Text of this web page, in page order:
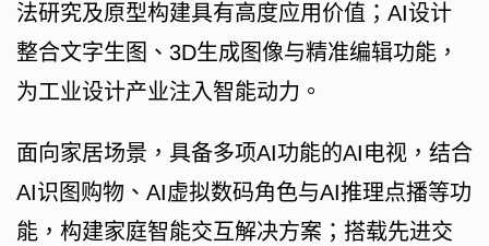
法研究及原型构建具有高度应用价值；AI设计
整合文字生图、3D生成图像与精准编辑功能，
为工业设计产业注入智能动力。
面向家居场景，具备多项AI功能的AI电视，结合
AI识图购物、AI虚拟数码角色与AI推理点播等功
能，构建家庭智能交互解决方案；搭载先进交